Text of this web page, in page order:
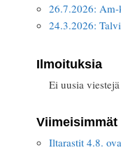
26.7.2026: Am-
24.3.2026:
Ilmoituksia
Ei uusia
Iltarastit 4.8.